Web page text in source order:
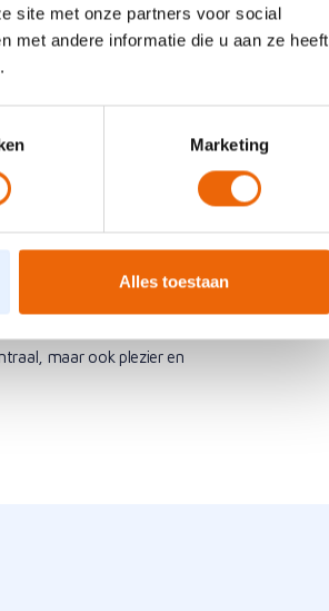
site met onze partners voor social
met andere informatie die u aan ze heeft
Marketing
Alles toestaan
behandelplan.
je lichamelijke en mentale
maar ook plezier en